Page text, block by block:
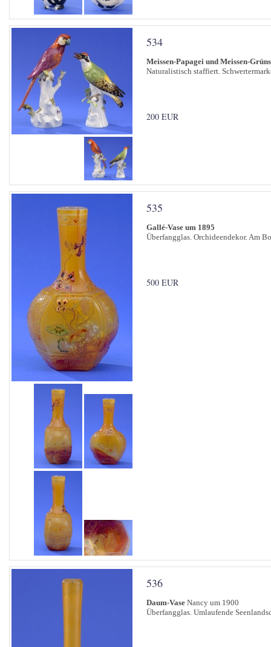
534
Meissen-Papagei und Meissen-
Naturalistisch staffiert.
200 EUR
535
Gallé-Vase um 1895
Überfangglas. Orchideendekor. Am
500 EUR
536
Daum-Vase Nancy um 1900
Überfangglas. Umlaufende